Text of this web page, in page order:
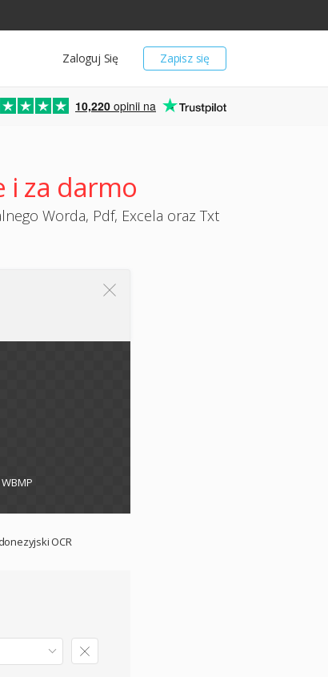
Zapisz się
Zaloguj Się
10,220 opinii na
i za darmo
Worda, Pdf, Excela oraz Txt
WBMP
OCR